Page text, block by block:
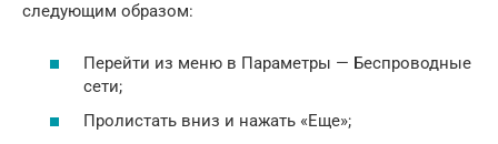
следующим образом:
Перейти из меню в Параметры — Беспроводные
сети;
Пролистать вниз и нажать «Еще»;